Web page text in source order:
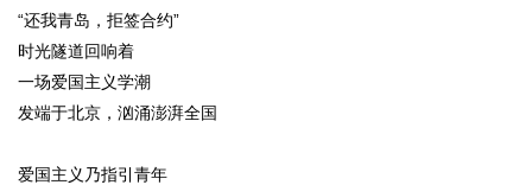
“还我青岛，拒签合约”
时光隧道回响着
一场爱国主义学潮
发端于北京，汹涌澎湃全国
爱国主义乃指引青年